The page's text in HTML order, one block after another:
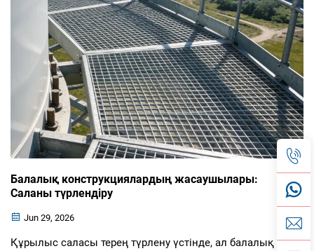
Балалық конструкциялардың жасаушылары:
Саланы түрлендіру
Jun 29, 2026
Құрылыс саласы терең түрлену үстінде, ал балалық